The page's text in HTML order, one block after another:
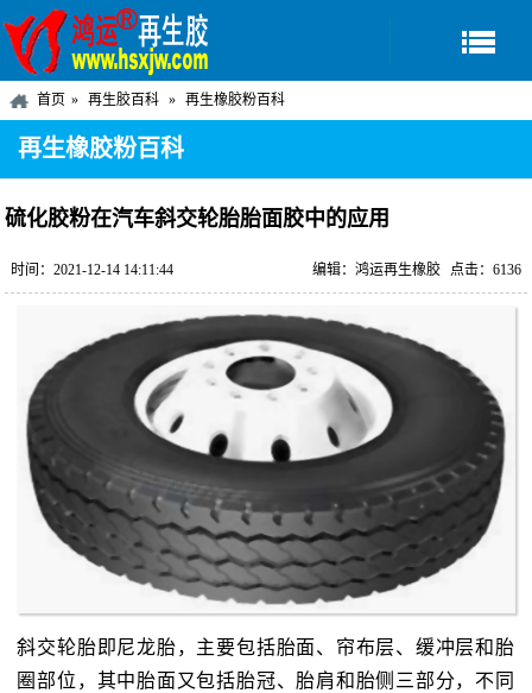
首页 再生胶百科 再生橡胶粉百科
再生橡胶粉百科
硫化胶粉在汽车斜交轮胎胎面胶中的应用
时间：2021-12-14 14:11:44 点击：6136
编辑：鸿运再生橡胶
斜交轮胎即尼龙胎，主要包括胎面、帘布层、缓冲层和胎
圈部位，其中胎面又包括胎冠、胎肩和胎侧三部分，不同